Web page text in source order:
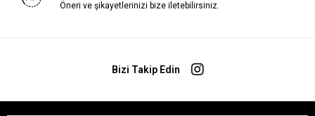
Öneri ve şikayetlerinizi bize iletebilirsiniz.
Bizi Takip Edin